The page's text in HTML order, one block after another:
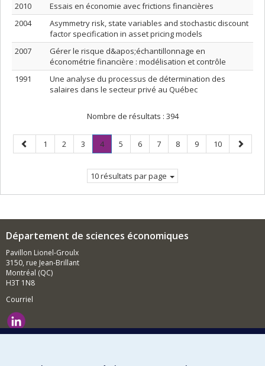
2010
Essais en économie avec frictions financières
2004
Asymmetry risk, state variables and stochastic discount
factor specification in asset pricing models
2007
Gérer le risque d&apos;échantillonnage en
économétrie financière : modélisation et contrôle
1991
Une analyse du processus de détermination des
salaires dans le secteur privé au Québec
Nombre de résultats : 394
Page
précédente
Page
1 Page
2 Page
3 Page
4.
Page
Page
5 Page
6 Page
7 Page
8 Page
9 Page
10
Page
10 résultats par page
Département de sciences économiques
Pavillon Lionel-Groulx
3150, rue Jean-Brillant
Montréal (QC)
H3T 1N8
Courriel